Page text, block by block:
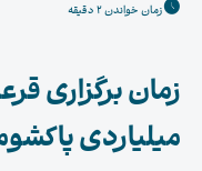
زمان خواندن 2 دقیقه
میلیاردی